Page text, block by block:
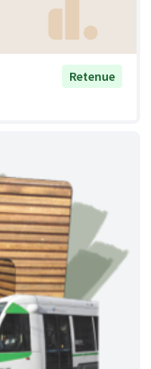
Retenue